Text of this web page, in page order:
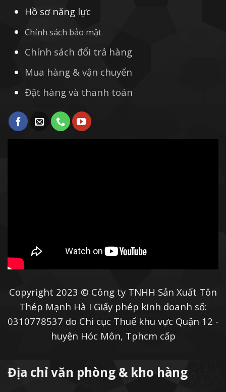
Hồ sơ năng lực
Chính sách bảo mật
Chính sách đổi trả hàng
Mua hàng & vận chuyển
Đặt hàng và thanh toán
Copyright 2023 © Công ty TNHH Sản Xuất Tôn
Thép Mạnh Hà I Giấy phép kinh doanh số:
0310778537 do Chi cục Thuế khu vực Quận 12 -
huyện Hóc Môn, Tphcm cấp
Địa chỉ văn phòng & kho hàng